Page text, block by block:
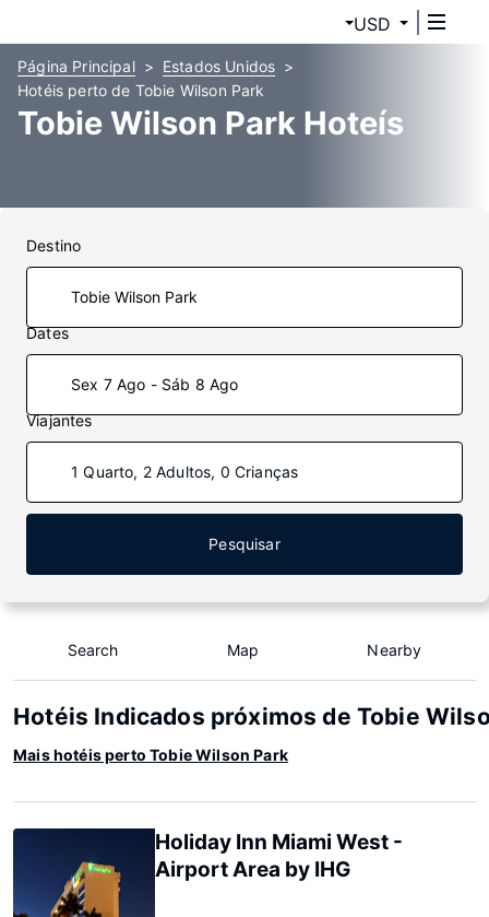
USD
Página Principal
Estados Unidos
Hotéis perto de Tobie Wilson Park
Tobie Wilson Park Hoteís
Destino
Dates
Sex 7 Ago - Sáb 8 Ago
Viajantes
1 Quarto, 2 Adultos, 0 Crianças
Pesquisar
Search Map Nearby
Hotéis Indicados próximos de Tobie
Mais hotéis perto Tobie Wilson Park
Holiday Inn Miami West -
Airport Area by IHG